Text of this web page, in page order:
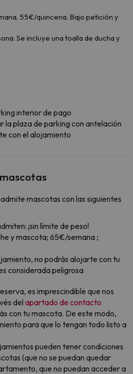
55€/quincena. Bajo petición y
Se incluye una toalla de ducha y
interior de pago
la plaza de parking con antelación
con el alojamiento
mascotas con las siguientes
¡sin límite de peso!
y mascota; 65€/semana ;
no podrás alojarte con tu
considerada peligrosa
es imprescindible que nos
del apartado de contacto
con tu mascota. De este modo,
para que lo tengan todo listo a
pueden tener condiciones
(que no se puedan quedar
que no puedan acceder a